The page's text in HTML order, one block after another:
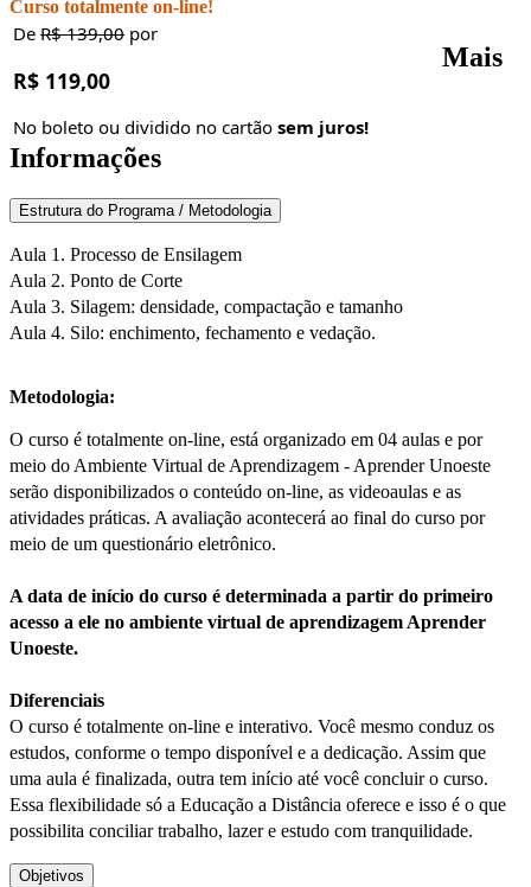
Curso totalmente on-line!
De R$ 139,00 por
R$ 119,00
No boleto ou dividido no cartão sem juros!
Mais
Informações
Estrutura do Programa / Metodologia
Aula 1. Processo de Ensilagem
Aula 2. Ponto de Corte
Aula 3. Silagem: densidade, compactação e tamanho
Aula 4. Silo: enchimento, fechamento e vedação.
Metodologia:
O curso é totalmente on-line, está organizado em 04 aulas e por
meio do Ambiente Virtual de Aprendizagem - Aprender Unoeste
serão disponibilizados o conteúdo on-line, as videoaulas e as
atividades práticas. A avaliação acontecerá ao final do curso por
meio de um questionário eletrônico.
A data de início do curso é determinada a partir do primeiro
acesso a ele no ambiente virtual de aprendizagem Aprender
Unoeste.
Diferenciais
O curso é totalmente on-line e interativo. Você mesmo conduz os
estudos, conforme o tempo disponível e a dedicação. Assim que
uma aula é finalizada, outra tem início até você concluir o curso.
Essa flexibilidade só a Educação a Distância oferece e isso é o que
possibilita conciliar trabalho, lazer e estudo com tranquilidade.
Objetivos